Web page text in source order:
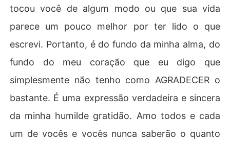
tocou você de algum modo ou que sua vida
parece um pouco melhor por ter lido o que
escrevi. Portanto, é do fundo da minha alma, do
fundo do meu coração que eu digo que
simplesmente não tenho como AGRADECER o
bastante. É uma expressão verdadeira e sincera
da minha humilde gratidão. Amo todos e cada
um de vocês e vocês nunca saberão o quanto